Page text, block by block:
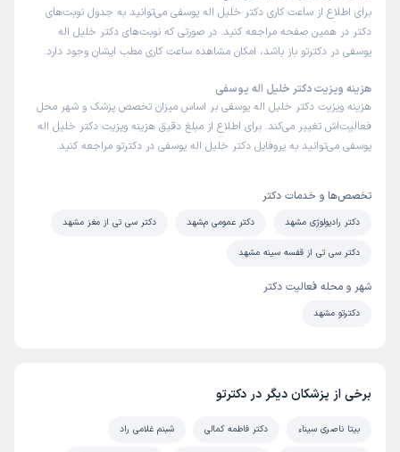
برای اطلاع از ساعت کاری دکتر خلیل اله یوسفی می‌توانید به جدول نوبت‌های
دکتر در همین صفحه مراجعه کنید. در صورتی که نوبت‌های دکتر خلیل اله
یوسفی در دکترتو باز باشد، امکان مشاهده ساعت کاری مطب ایشان وجود دارد.
هزینه ویزیت دکتر خلیل اله یوسفی
هزینه ویزیت دکتر خلیل اله یوسفی بر اساس میزان تخصص پزشک و شهر محل
فعالیت‌اش تغییر می‌کند. برای اطلاع از مبلغ دقیق هزینه ویزیت دکتر خلیل اله
یوسفی می‌توانید به پروفایل دکتر خلیل اله یوسفی در دکترتو مراجعه کنید.
تخصص‌ها و خدمات دکتر
دکتر رادیولوژی مشهد دکتر عمومی مشهد دکتر سی تی از مغز مشهد
دکتر سی تی از قفسه سینه مشهد
شهر و محله فعالیت دکتر
دکترتو مشهد
برخی از پزشکان دیگر در دکترتو
بیتا ناصری سیناء دکتر فاطمه کمالی شبنم غلامی راد